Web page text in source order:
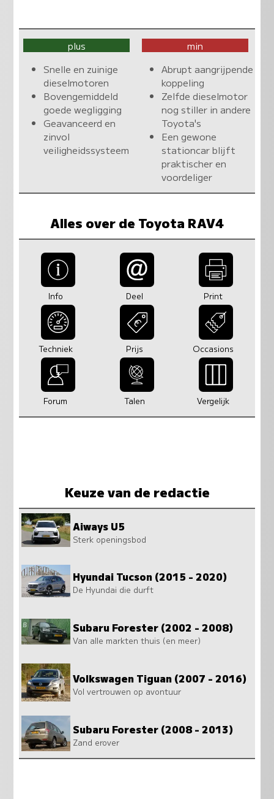
plus
Snelle en zuinige
dieselmotoren
Bovengemiddeld
goede wegligging
Geavanceerd en
zinvol
veiligheidssysteem
min
Abrupt aangrijpende
koppeling
Zelfde dieselmotor
nog stiller in andere
Toyota's
Een gewone
stationcar blijft
praktischer en
voordeliger
Alles over de Toyota RAV4
Info Deel Print
Techniek Prijs Occasions
Forum Talen Vergelijk
Keuze van de redactie
Aiways U5
Sterk openingsbod
Hyundai Tucson (2015 - 2020)
De Hyundai die durft
Subaru Forester (2002 - 2008)
Van alle markten thuis (en meer)
Volkswagen Tiguan (2007 - 2016)
Vol vertrouwen op avontuur
Subaru Forester (2008 - 2013)
Zand erover